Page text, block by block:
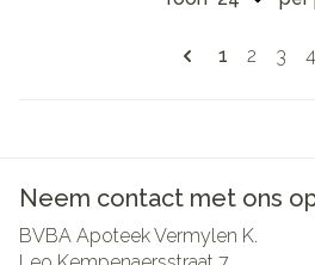
U lees
1 Pagina
2 3 4
Neem contact met ons
BVBA Apoteek Vermylen K.